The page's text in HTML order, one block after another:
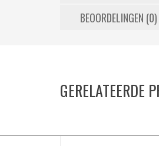
BEOORDELINGEN (0)
GERELATEERDE